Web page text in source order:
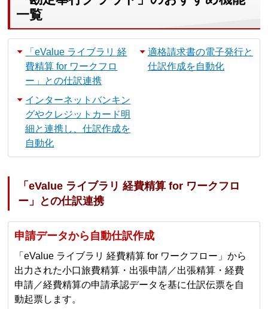
一覧
「eValue ライブラリ 経
費精算 for ワークフロ
ー」との仕訳連携
適格請求書の電子発行と
仕訳作成を自動化
インターネットバンキン
グやクレジットカード明
細と連携し、仕訳作成を
自動化
「eValue ライブラリ 経費精算 for ワークフロ
ー」との仕訳連携
申請データから自動仕訳作成
「eValue ライブラリ 経費精算 for ワークフロー」から
出力された小口旅費精算・出張申請／出張精算・経費
申請／経費精算の申請承認データを基に仕訳伝票を自
動起票します。